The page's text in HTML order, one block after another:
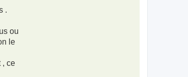
.
ou
le
, ce